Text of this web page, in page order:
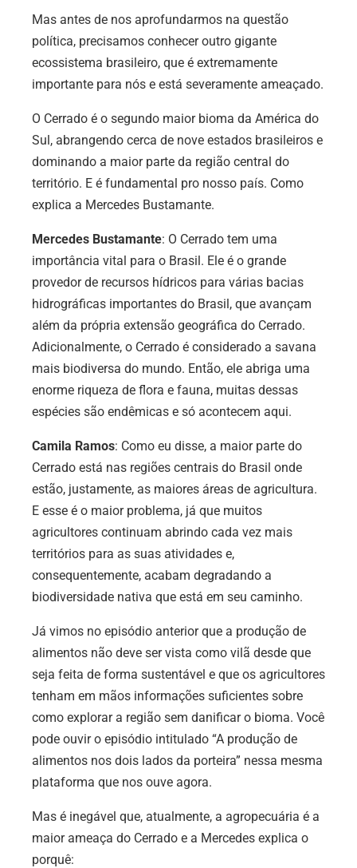
Mas antes de nos aprofundarmos na questão
política, precisamos conhecer outro gigante
ecossistema brasileiro, que é extremamente
importante para nós e está severamente ameaçado.
O Cerrado é o segundo maior bioma da América do
Sul, abrangendo cerca de nove estados brasileiros e
dominando a maior parte da região central do
território. E é fundamental pro nosso país. Como
explica a Mercedes Bustamante.
Mercedes Bustamante: O Cerrado tem uma
importância vital para o Brasil. Ele é o grande
provedor de recursos hídricos para várias bacias
hidrográficas importantes do Brasil, que avançam
além da própria extensão geográfica do Cerrado.
Adicionalmente, o Cerrado é considerado a savana
mais biodiversa do mundo. Então, ele abriga uma
enorme riqueza de flora e fauna, muitas dessas
espécies são endêmicas e só acontecem aqui.
Camila Ramos: Como eu disse, a maior parte do
Cerrado está nas regiões centrais do Brasil onde
estão, justamente, as maiores áreas de agricultura.
E esse é o maior problema, já que muitos
agricultores continuam abrindo cada vez mais
territórios para as suas atividades e,
consequentemente, acabam degradando a
biodiversidade nativa que está em seu caminho.
Já vimos no episódio anterior que a produção de
alimentos não deve ser vista como vilã desde que
seja feita de forma sustentável e que os agricultores
tenham em mãos informações suficientes sobre
como explorar a região sem danificar o bioma. Você
pode ouvir o episódio intitulado “A produção de
alimentos nos dois lados da porteira” nessa mesma
plataforma que nos ouve agora.
Mas é inegável que, atualmente, a agropecuária é a
maior ameaça do Cerrado e a Mercedes explica o
porquê: